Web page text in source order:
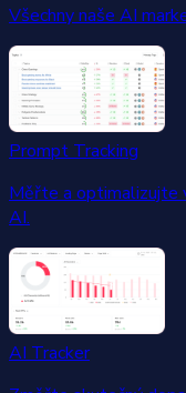
Všechny naše AI
Prompt Tracking
Měřte a optimalizujte
AI.
AI Tracker